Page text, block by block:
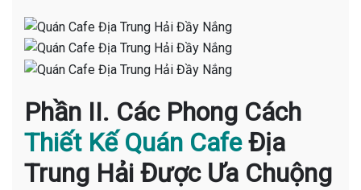
Phần II. Các Phong Cách
Thiết Kế Quán CafeĐịa
Trung Hải Được Ưa Chuộng